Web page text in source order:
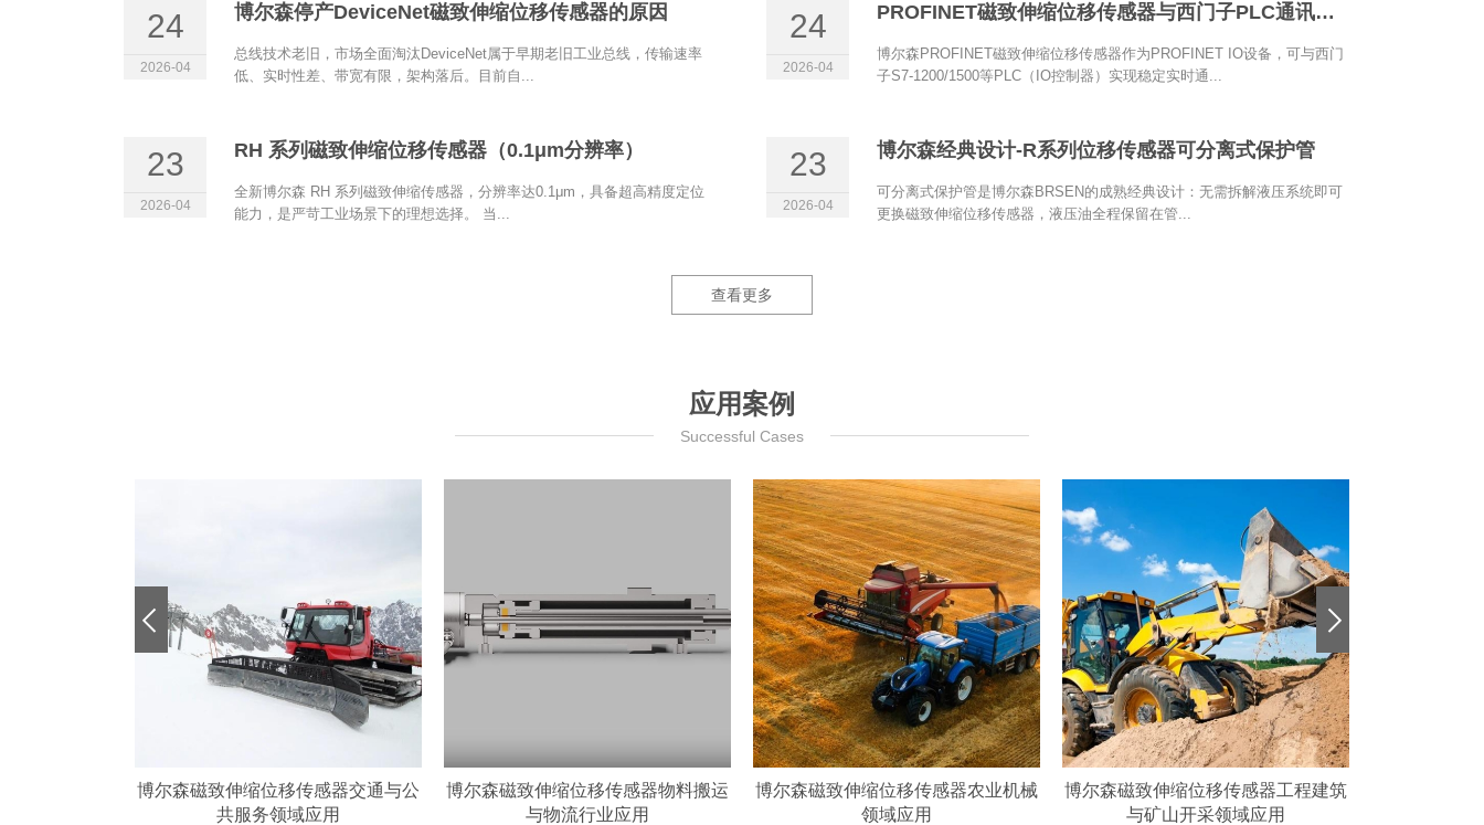
24
2026-04
博尔森停产DeviceNet磁致伸缩位移传感器的原因
总线技术老旧，市场全面淘汰DeviceNet属于早期老旧工业总线，传输速率
低、实时性差、带宽有限，架构落后。目前自...
24
2026-04
PROFINET磁致伸缩位移传感器与西门子PLC通讯配置
博尔森PROFINET磁致伸缩位移传感器作为PROFINET IO设备，可与西门
子S7‑1200/1500等PLC（IO控制器）实现稳定实时通...
23
2026-04
RH 系列磁致伸缩位移传感器（0.1μm分辨率）
全新博尔森 RH 系列磁致伸缩传感器，分辨率达0.1μm，具备超高精度定位
能力，是严苛工业场景下的理想选择。 当...
23
2026-04
博尔森经典设计-R系列位移传感器可分离式保护管
可分离式保护管是博尔森BRSEN的成熟经典设计：无需拆解液压系统即可
更换磁致伸缩位移传感器，液压油全程保留在管...
查看更多
应用案例
Successful Cases
移传感器交通与公
博尔森磁致伸缩位移传感器物料搬运
与物流行业应用
博尔森磁致伸缩位移传感器农业机械
领域应用
博尔森磁致伸缩位移传感器工程建筑
与矿山开采领域应用
搭载RH磁致伸缩位移传感器的蒸发
观测场应用